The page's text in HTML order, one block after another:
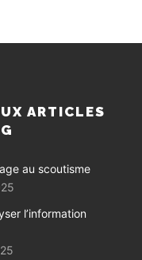
ARTICLES
au scoutisme
l’information